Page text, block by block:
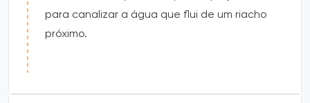
para canalizar a água que flui de um riacho
próximo.